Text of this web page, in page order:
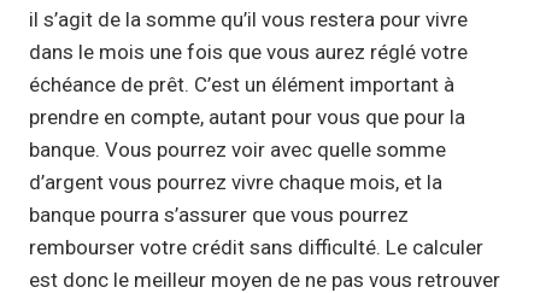
il s’agit de la somme qu’il vous restera pour vivre
dans le mois une fois que vous aurez réglé votre
échéance de prêt. C’est un élément important à
prendre en compte, autant pour vous que pour la
banque. Vous pourrez voir avec quelle somme
d’argent vous pourrez vivre chaque mois, et la
banque pourra s’assurer que vous pourrez
rembourser votre crédit sans difficulté. Le calculer
est donc le meilleur moyen de ne pas vous retrouver